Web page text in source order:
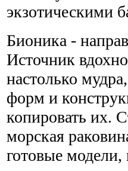
экзотическими
Бионика -
Источник
настолько
форм и
копировать их.
морская
готовые модели,